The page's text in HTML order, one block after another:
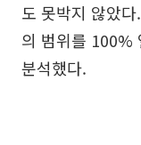
도 못박지 않았
의 범위를 100%
분석했다.